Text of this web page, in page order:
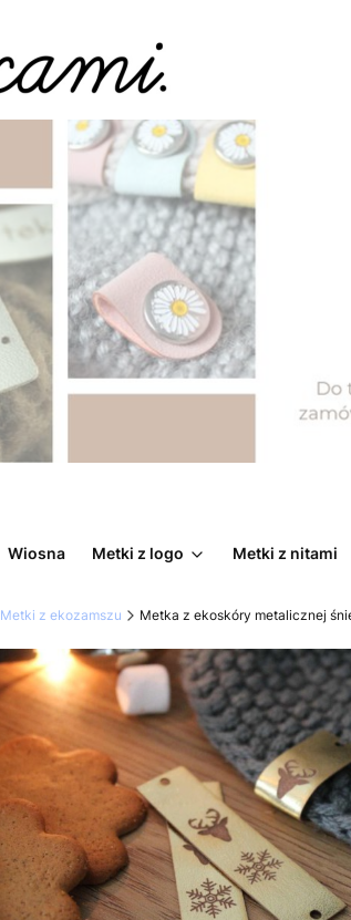
Wiosna Metki z logo Metki z nitami
Metki z ekozamszu Metka z ekoskóry metalicznej